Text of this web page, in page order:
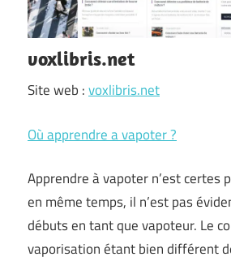
voxlibris.net
Site web :voxlibris.net
Où apprendre a vapoter ?
Apprendre à vapoter n’est certes
en même temps, il n’est pas
débuts en tant que vapoteur. Le
vaporisation étant bien différent